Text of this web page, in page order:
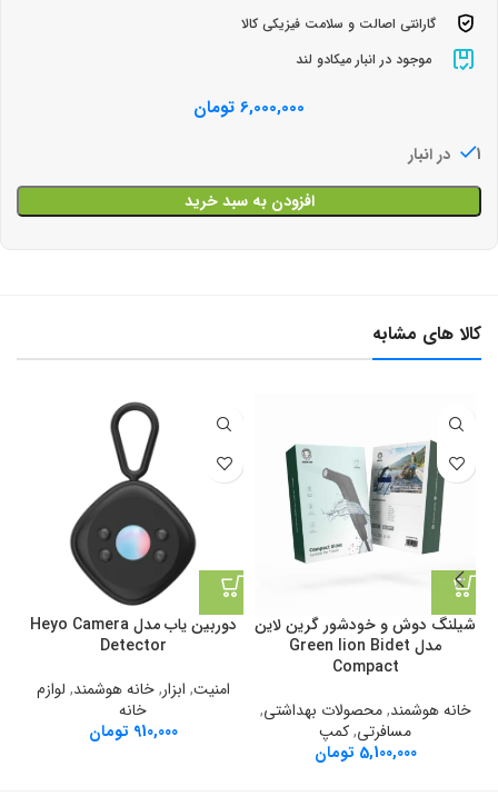
گارانتی اصالت و سلامت فیزیکی کالا
موجود در انبار میکادو لند
6,000,000 تومان
1 در انبار
افزودن به سبد خرید
کالا های مشابه
شیلنگ دوش و خودشور گرین لاین
مدل Green lion Bidet
Compact
خانه هوشمند,محصولات بهداشتی,
مسافرتی,کمپ
5,100,000 تومان
دوربین یاب مدل Heyo Camera
Detector
امنیت, ابزار,خانه هوشمند, لوازم
خانه
910,000 تومان